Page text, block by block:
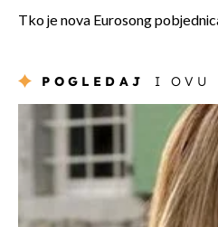
Tko je nova Eurosong
POGLEDAJ I OVU